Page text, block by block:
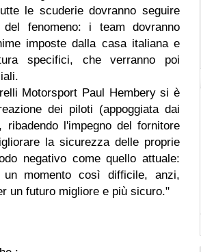
le scuderie dovranno seguire
fenomeno: i team dovranno
imposte dalla casa italiana e
specifici, che verranno poi
Motorsport Paul Hembery si è
dei piloti (appoggiata dai
l'impegno del fornitore
la sicurezza delle proprie
negativo come quello attuale:
momento così difficile, anzi,
un futuro migliore e più sicuro."